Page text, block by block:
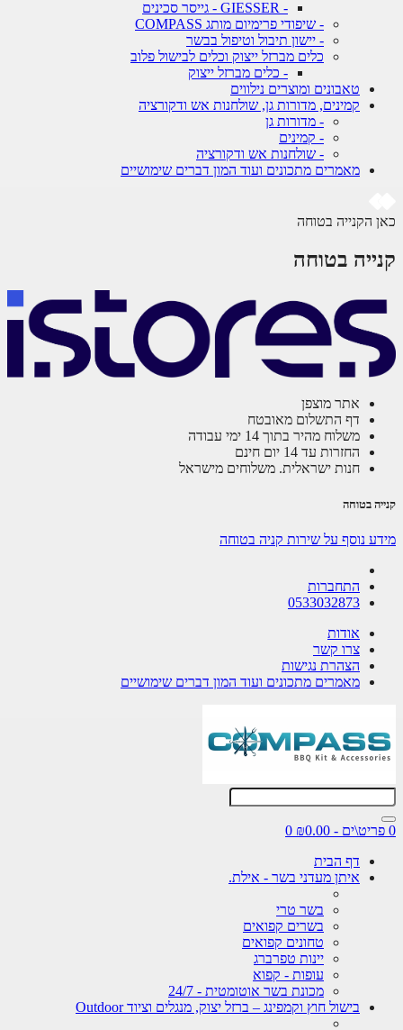
- שיפודי פרימיום מותג COMPASS
- יישון תיבול וטיפול בבשר
כלים מברזל ייצוק וכלים לבישול פלוב
- כלים מברזל ייצוק
טאבונים ומוצרים נילווים
קמינים, מדורות גן, שולחנות אש ודקורציה
- מדורות גן
- קמינים
- שולחנות אש ודקורציה
מאמרים מתכונים ועוד המון דברים שימושיים
הקנייה בטוחה
בטוחה
אתר מוצפן
דף התשלום מאובטח
משלוח מהיר בתוך 14 ימי עבודה
החזרות עד 14 יום חינם
חנות ישראלית. משלוחים מישראל
בטוחה
נוסף על שירות קניה בטוחה
התחברות
0533032873
אודות
צרו קשר
הצהרת נגישות
מאמרים מתכונים ועוד המון דברים שימושיים
0
דף הבית
איתן מעדני בשר - אילת.
בשר טרי
בשרים קפואים
טחונים קפואים
יינות טפרברג
עופות - קפוא
מכונת בשר אוטומטית - 24/7
בישול חוץ וקמפינג – ברזל יצוק, מנגלים וציוד Outdoor